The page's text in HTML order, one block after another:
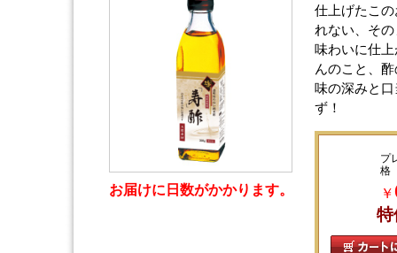
お届けに日数がかかります。
仕上げたこ
れない、そ
味わいに仕
んのこと、
味の深みと
ず！
プ
格
￥
特